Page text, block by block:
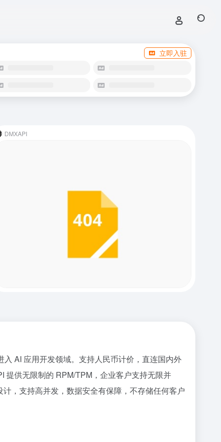
立即入驻
DMXAPI
AI 应用开发领域。支持人民币计价，直连国内外
提供无限制的 RPM/TPM，企业客户支持无限并
，支持高并发，数据安全有保障，不存储任何客户